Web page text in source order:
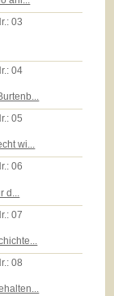
03
04
05
wi...
06
07
08